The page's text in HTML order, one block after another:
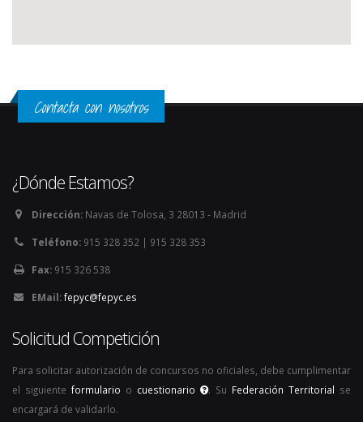
Contacta con nosotros
¿Dónde Estamos?
Dirección: Navas de Tolosa, 3 28013 - Madrid
Teléfono: 915 328 352 | 915 328 353
Fax: 915 326 538
EMail:fepyc@fepyc.es
Solicitud Competición
Para solicitar autorización de concursos no oficiales, debe cumplimentar
el siguiente formulario o cuestionario . Su Federación Territorial se
encargará de validarlo.